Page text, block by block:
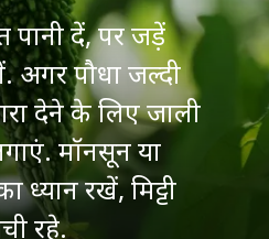
पानी दें, पर जड़ें
अगर पौधा जल्दी
देने के लिए जाली
मॉनसून या
ध्यान रखें, मिट्टी
रहे.